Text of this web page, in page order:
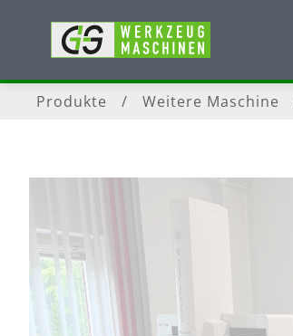
Produkte / Weitere Maschine